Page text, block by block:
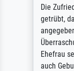
Die
getrübt,
Ehefrau
auch